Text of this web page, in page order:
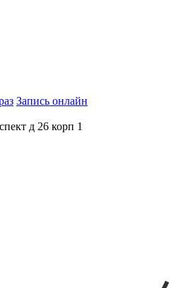
Запись онлайн
д 26 корп 1